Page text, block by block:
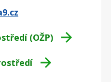
(OŽP)